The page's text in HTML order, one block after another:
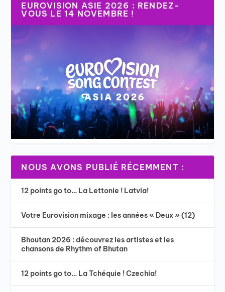
EUROVISION ASIE 2026 : RENDEZ-
VOUS LE 14 NOVEMBRE !
NOUS AVONS PUBLIÉ RÉCEMMENT :
12 points go to… La Lettonie ! Latvia!
Votre Eurovision mixage : les années « Deux » (12)
Bhoutan 2026 : découvrez les artistes et les
chansons de Rhythm of Bhutan
12 points go to… La Tchéquie ! Czechia!